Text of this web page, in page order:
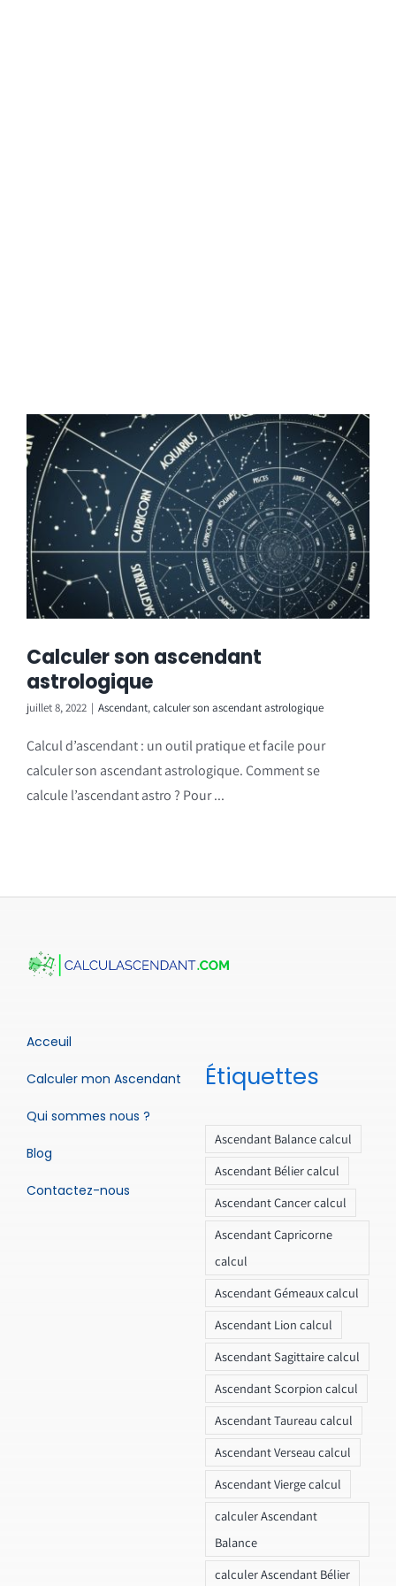
Calculer son ascendant
astrologique
juillet 8, 2022 | Ascendant,calculer son ascendant astrologique
Calcul d’ascendant : un outil pratique et facile pour
calculer son ascendant astrologique. Comment se
calcule l’ascendant astro ? Pour ...
Acceuil
Calculer mon Ascendant
Qui sommes nous ?
Blog
Contactez-nous
Étiquettes
Ascendant Balance calcul
Ascendant Bélier calcul
Ascendant Cancer calcul
Ascendant Capricorne
calcul
Ascendant Gémeaux calcul
Ascendant Lion calcul
Ascendant Sagittaire calcul
Ascendant Scorpion calcul
Ascendant Taureau calcul
Ascendant Verseau calcul
Ascendant Vierge calcul
calculer Ascendant
Balance
calculer Ascendant Bélier